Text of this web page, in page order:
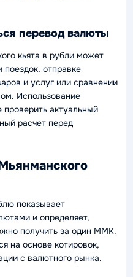
перевод валюты
кьята в рубли может
поездок, отправке
и услуг или сравнении
Использование
проверить актуальный
расчет перед
показывает
и определяет,
получить за один MMK.
на основе котировок,
с валютного рынка.